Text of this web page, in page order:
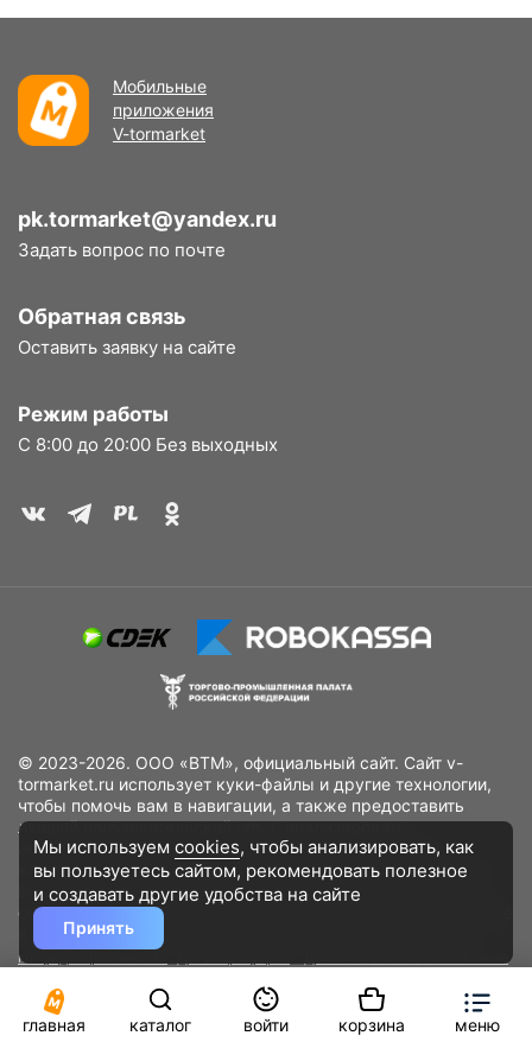
главная каталог войти корзина меню
Мобильные
приложения
V-tormarket
pk.tormarket@yandex.ru
Задать вопрос по почте
Обратная связь
Оставить заявку на сайте
Режим работы
С 8:00 до 20:00 Без выходных
© 2023-2026. ООО «ВТМ», официальный сайт. Сайт v-
tormarket.ru использует куки-файлы и другие технологии,
чтобы помочь вам в навигации, а также предоставить
лучший пользовательский опыт, анализировать
использование наших продуктов и услуг, повысить
качество рекламных и маркетинговых активностей. Если
Вы не хотите, чтобы Ваши пользовательские данные
обрабатывались, пожалуйста, ограничьте их использование
в своём браузере.
конфиденциальности
Разработано DST Global
Мы используем cookies, чтобы анализировать, как
вы пользуетесь сайтом, рекомендовать полезное
и создавать другие удобства на сайте
Принять